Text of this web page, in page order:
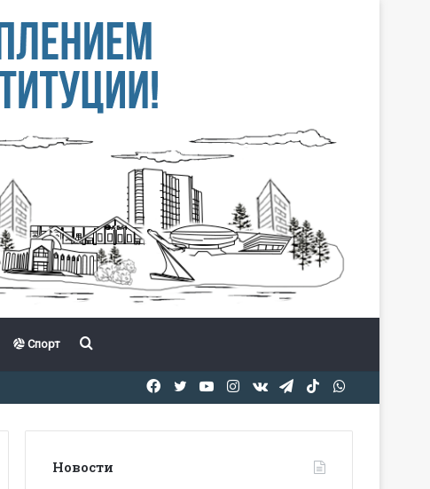
Спорт Іздеу
TikTok
Telegram
vk.com
Instagram
YouTube
Twitter
Facebook
Новости